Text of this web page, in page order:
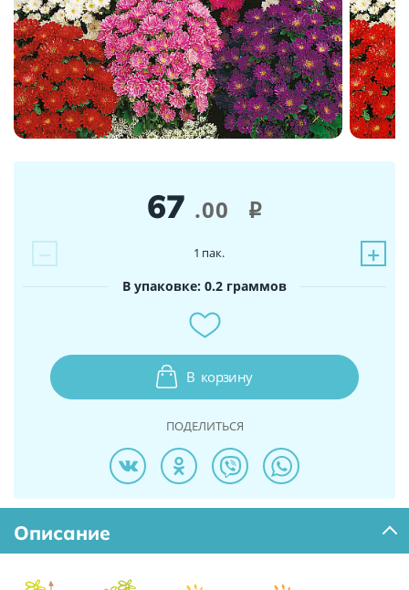
67 .00 i
− +
1 пак.
В упаковке: 0.2 граммов
В корзину
ПОДЕЛИТЬСЯ
Описание